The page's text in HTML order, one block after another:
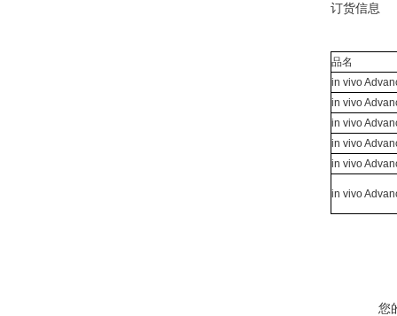
订货信息
品名
in vivo
in vivo
in vivo
in vivo
in vivo
in vivo
您